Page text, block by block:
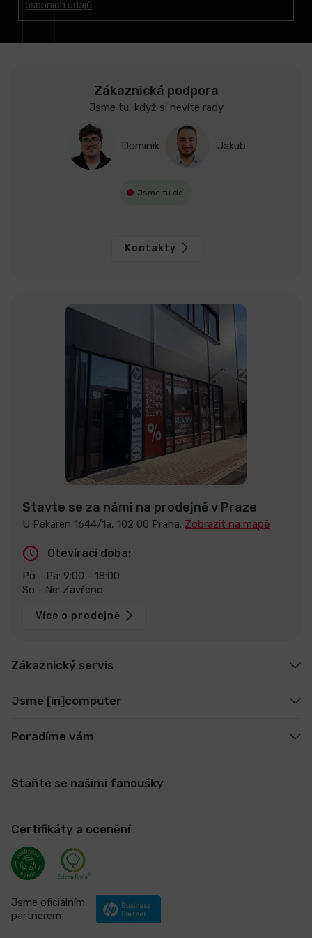
osobních údajů
Zákaznická podpora
Jsme tu, když si nevíte rady
Dominik Jakub
Jsme tu do
Kontakty
Stavte se za námi na prodejně v Praze
U Pekáren 1644/1a, 102 00 Praha. Zobrazit na mapě
Otevírací doba:
Po - Pá: 9:00 - 18:00
So - Ne: Zavřeno
Více o prodejně
Zákaznický servis
Jsme [in]computer
Poradíme vám
Staňte se našimi fanoušky
Certifikáty a ocenění
Jsme oficiálním
partnerem